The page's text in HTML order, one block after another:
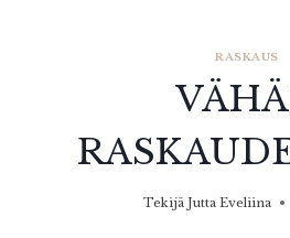
RASKAUS
Tekijä Jutta Eveliina